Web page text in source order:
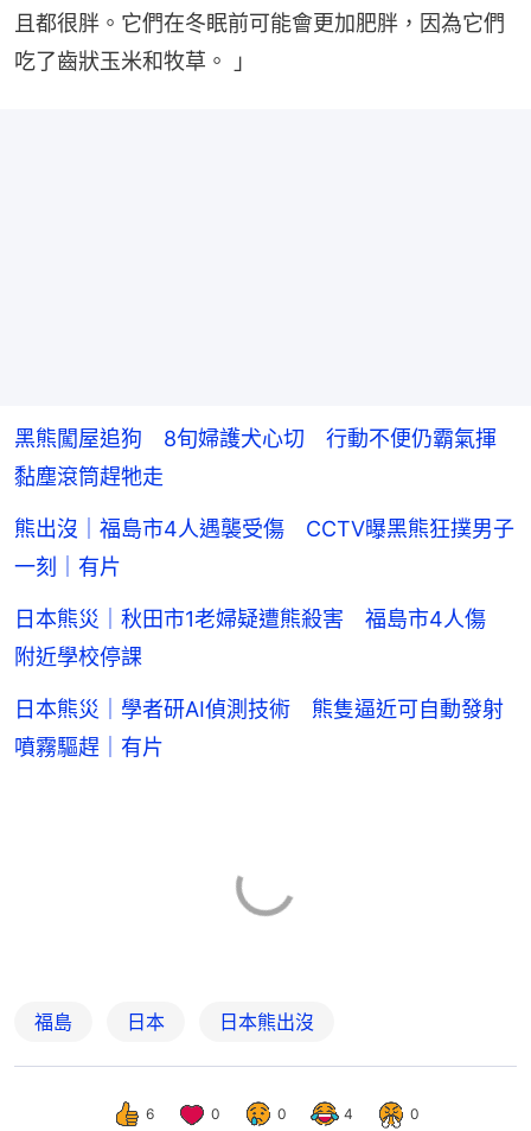
且都很胖。它們在冬眠前可能會更加肥胖，因為它們
吃了齒狀玉米和牧草。 」
黑熊闖屋追狗 8旬婦護犬心切 行動不便仍霸氣揮
黏塵滾筒趕牠走
熊出沒｜福島市4人遇襲受傷 CCTV曝黑熊狂撲男子
一刻｜有片
日本熊災｜秋田市1老婦疑遭熊殺害 福島市4人傷
附近學校停課
日本熊災｜學者研AI偵測技術 熊隻逼近可自動發射
噴霧驅趕｜有片
福島 日本 日本熊出沒
6 0 0 4 0